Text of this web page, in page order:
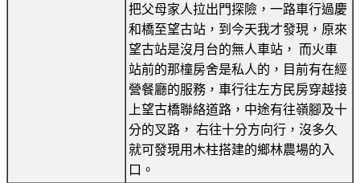
把父母家人拉出門探險，一路車行過慶
和橋至望古站，到今天我才發現，原來
望古站是沒月台的無人車站， 而火車
站前的那橦房舍是私人的，目前有在經
營餐廳的服務，車行往左方民房穿越接
上望古橋聯絡道路，中途有往嶺腳及十
分的叉路， 右往十分方向行，沒多久
就可發現用木柱搭建的鄉林農場的入
口。